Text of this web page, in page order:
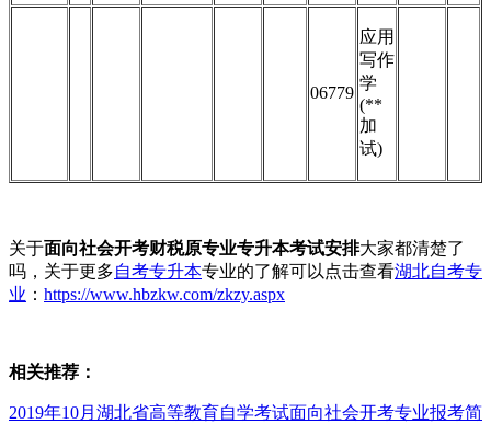
06779
应用
写作
学
(**
加
试)
关于面向社会开考财税原专业专升本考试安排大家都清楚了
吗，关于更多自考专升本专业的了解可以点击查看湖北自考专
业 ： https://www.hbzkw.com/zkzy.aspx
相关推荐：
2019年10月湖北省高等教育自学考试面向社会开考专业报考简